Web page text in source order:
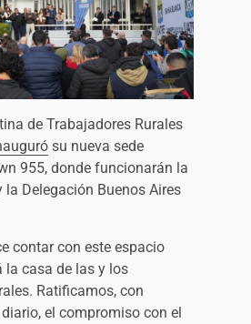
de Trabajadores Rurales
su nueva sede
955, donde funcionarán la
la Delegación Buenos Aires
contar con este espacio
la casa de las y los
Ratificamos, con
el compromiso con el